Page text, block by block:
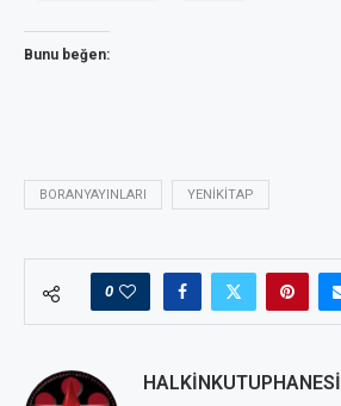
Bunu beğen:
BORANYAYINLARI YENIKITAP
0
HALKINKUTUPHANESI